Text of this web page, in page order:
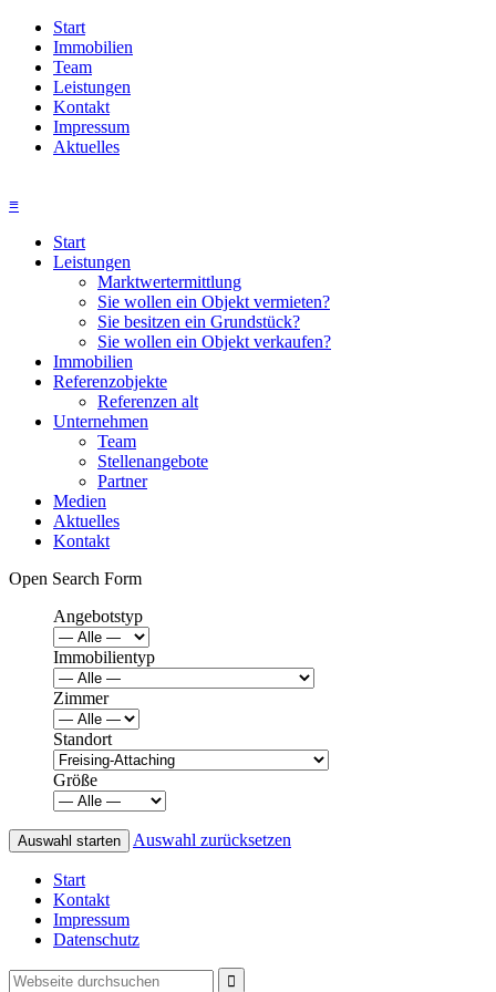
Start
Immobilien
Team
Leistungen
Kontakt
Impressum
Aktuelles
≡
Start
Leistungen
Marktwertermittlung
Sie wollen ein Objekt vermieten?
Sie besitzen ein Grundstück?
Sie wollen ein Objekt verkaufen?
Immobilien
Referenzobjekte
Referenzen alt
Unternehmen
Team
Stellenangebote
Partner
Medien
Aktuelles
Kontakt
Open Search Form
Angebotstyp
Immobilientyp
Zimmer
Standort
Größe
Auswahl zurücksetzen
Start
Kontakt
Impressum
Datenschutz